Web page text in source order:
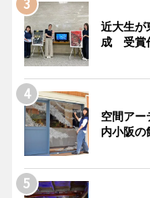
近大生が
成 受賞
空間アー
内小阪の